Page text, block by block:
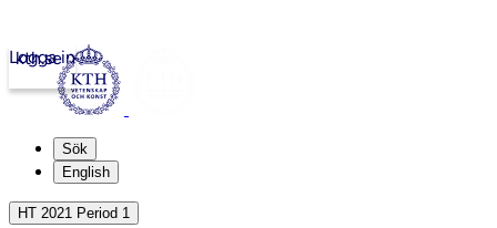
kth.se
Logga in
Sök
English
HT 2021 Period 1